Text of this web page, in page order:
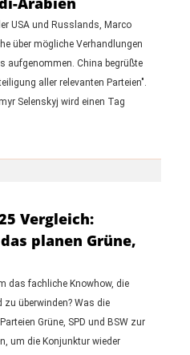
USA und Russlands, Marco
über mögliche Verhandlungen
aufgenommen. China begrüßte
aller relevanten Parteien".
Selenskyj wird einen Tag
Vergleich:
planen Grüne,
das fachliche Knowhow, die
überwinden? Was die
Grüne, SPD und BSW zur
um die Konjunktur wieder